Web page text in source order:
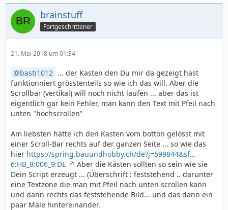
brainstuff
Fortgeschrittener
21. Mai 2018 um 01:34
basti1012 ... der Kasten den Du mir da gezeigt hast
funktionniert grösstenteils so wie ich das will. Aber die
Scrollbar (vertikal) will noch nicht laufen ... aber das ist
eigentlich gar kein Fehler, man kann den Text mit Pfeil nach
unten "hochscrollen"
Am liebsten hätte ich den Kasten vom botton gelösst mit
einer Scroll-Bar rechts auf der ganzen Seite ... so wie das
hier https://spring.bauundhobby.ch/de?j=599844&sf…
6:HB_8:006_9:DE
Aber die Kästen sollten so sein wie sie
Dein Script erzeugt ... (Überschrift : feststehend .. darunter
eine Textzone die man mit Pfeil nach unten scrollen kann
und dann rechts das feststehende Bild... und das dann ein
paar Male hintereinander.